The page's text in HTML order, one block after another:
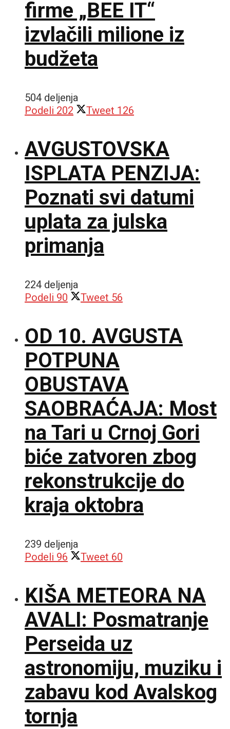
firme „BEE IT“
izvlačili milione iz
budžeta
504 deljenja
Podeli 202 Tweet 126
AVGUSTOVSKA
ISPLATA PENZIJA:
Poznati svi datumi
uplata za julska
primanja
224 deljenja
Podeli 90 Tweet 56
OD 10. AVGUSTA
POTPUNA
OBUSTAVA
SAOBRAĆAJA: Most
na Tari u Crnoj Gori
biće zatvoren zbog
rekonstrukcije do
kraja oktobra
239 deljenja
Podeli 96 Tweet 60
KIŠA METEORA NA
AVALI: Posmatranje
Perseida uz
astronomiju, muziku i
zabavu kod Avalskog
tornja